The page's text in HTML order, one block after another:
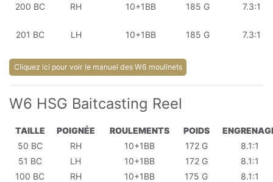
200 BC RH 10+1BB 185 G 7.3:1
201 BC LH 10+1BB 185 G 7.3:1
Cliquez ici pour voir le manuel des W6 moulinets
W6 HSG Baitcasting Reel
TAILLE POIGNÉE ROULEMENTS POIDS
50 BC
RH 10+1BB 172 G
8.1:1
51 BC
LH 10+1BB 172 G
8.1:1
100 BC
RH 10+1BB 175 G
8.1:1